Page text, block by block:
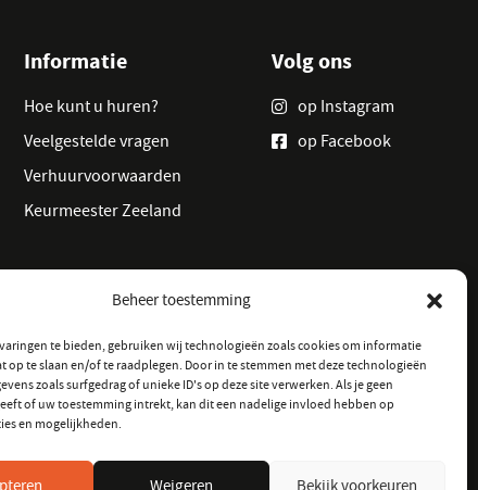
Beheer toestemming
te bieden, gebruiken wij technologieën zoals cookies om informatie
op te slaan en/of te raadplegen. Door in te stemmen met deze technologieën
zoals surfgedrag of unieke ID's op deze site verwerken. Als je geen
of uw toestemming intrekt, kan dit een nadelige invloed hebben op
en mogelijkheden.
Weigeren Bekijk voorkeuren
Informatie
Hoe kunt u huren?
Veelgestelde vragen
Verhuurvoorwaarden
Keurmeester Zeeland
Volg ons
op Instagram
op Facebook